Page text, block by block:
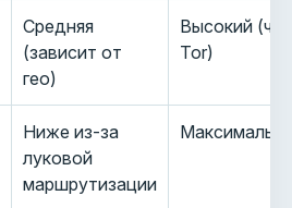
Средняя
(зависит от
гео)
Высокий
Tor)
Ниже из-за
луковой
маршрутизации